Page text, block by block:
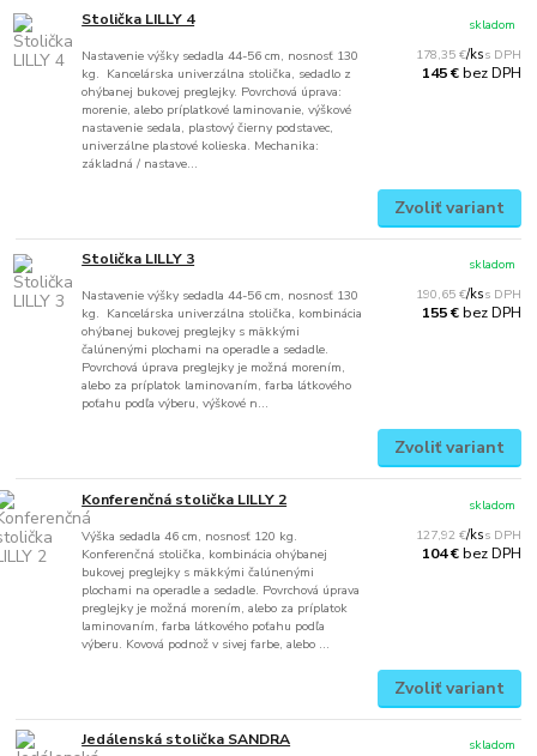
Stolička LILLY 4
Nastavenie výšky sedadla 44-56 cm, nosnosť 130
kg. Kancelárska univerzálna stolička, sedadlo z
ohýbanej bukovej preglejky. Povrchová úprava:
morenie, alebo príplatkové laminovanie, výškové
nastavenie sedala, plastový čierny podstavec,
univerzálne plastové kolieska. Mechanika:
základná / nastave...
178,35 €/ks
145 €bez DPH
skladom
Zvoliť variant
Stolička LILLY 3
Nastavenie výšky sedadla 44-56 cm, nosnosť 130
kg. Kancelárska univerzálna stolička, kombinácia
ohýbanej bukovej preglejky s mäkkými
čalúnenými plochami na operadle a sedadle.
Povrchová úprava preglejky je možná morením,
alebo za príplatok laminovaním, farba látkového
poťahu podľa výberu, výškové n...
190,65 €/ks
155 €bez DPH
skladom
Zvoliť variant
Konferenčná stolička LILLY 2
Výška sedadla 46 cm, nosnosť 120 kg.
Konferenčná stolička, kombinácia ohýbanej
bukovej preglejky s mäkkými čalúnenými
plochami na operadle a sedadle. Povrchová úprava
preglejky je možná morením, alebo za príplatok
laminovaním, farba látkového poťahu podľa
výberu. Kovová podnož v sivej farbe, alebo ...
127,92 €/ks
104 €bez DPH
skladom
Zvoliť variant
Jedálenská stolička SANDRA skladom